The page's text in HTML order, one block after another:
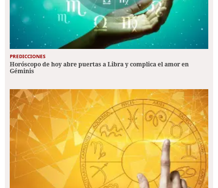
PREDICCIONES
Horóscopo de hoy abre puertas a Libra y complica el amor en
Géminis